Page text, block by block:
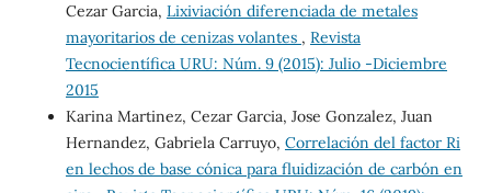
Cezar Garcia, Lixiviación diferenciada de metales
mayoritarios de cenizas volantes , Revista
Tecnocientífica URU: Núm. 9 (2015): Julio -Diciembre
2015
Karina Martinez, Cezar Garcia, Jose Gonzalez, Juan
Hernandez, Gabriela Carruyo, Correlación del factor Ri
en lechos de base cónica para fluidización de carbón en